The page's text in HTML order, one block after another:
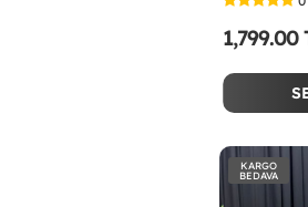
1,799.00
KARGO
BEDAVA